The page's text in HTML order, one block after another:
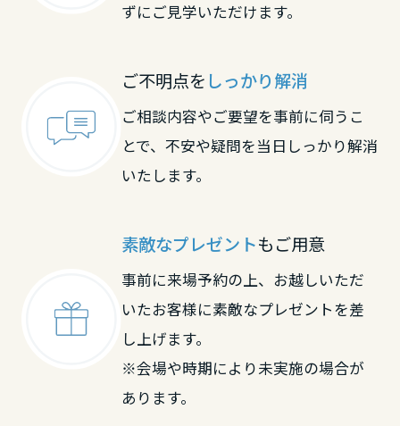
ずにご見学いただけます。
ご不明点を しっかり解消
ご相談内容やご要望を事前に伺うこ
とで、不安や疑問を当日しっかり解消
いたします。
素敵なプレゼントもご用意
事前に来場予約の上、お越しいただ
いたお客様に素敵なプレゼントを差
し上げます。
※会場や時期により未実施の場合が
あります。
岐阜県
三重県